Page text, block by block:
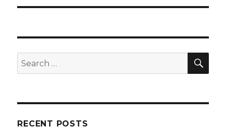
Search
for:
RECENT POSTS